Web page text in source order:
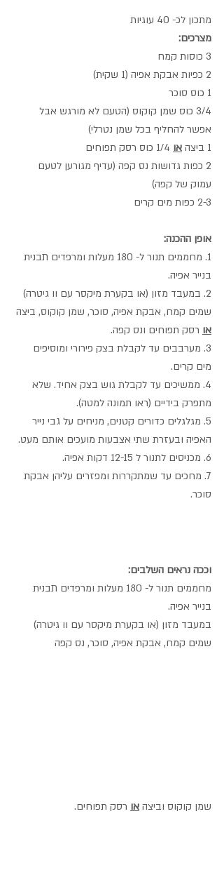
מתכון לכ- 40 עוגיות
מצרכים:
3 כוסות קמח
2 כפיות אבקת אפיה (1 שקית)
1 כוס סוכר
3/4 כוס שמן קוקוס (הטעם לא מורגש אבל
אפשר להחליף בכל שמן נטרלי)
1 ביצה
או
2 כפות גדושות נס קפה (עדיף מגורען לטעם
עמוק של קפה)
2-3 כפות מים קרים
אופן ההכנה:
1. מחממים תנור ל- 180 מעלות ומרפדים תבנית
בנייר אפיה.
2. במעבד מזון (או בקערת מיקסר עם וו גיטרה)
שמים קמח, אבקת אפיה, סוכר, שמן קוקוס, ביצה
או רסק תפוחים ונס קפה.
3. מערבבים עד לקבלת בצק פירורי ומוסיפים
מים קרים.
4. ממשיכים עד לקבלת גוש בצק אחיד. שלא
מתפרק בידיים (ראו תמונה למטה).
5. מגלגלים כדורים קטנים, מניחים על גבי נייר
האפיה ובעזרת שתי אצבעות מועכים אותם מעט.
6. מכניסים לתנור ל 12-15 דקות אפיה.
7. מחכים עד שמתקררות ומפזרים עליהן אבקת
סוכר.
וככה נראים השלבים:
מחממים תנור ל- 180 מעלות ומרפדים תבנית
בנייר אפיה.
במעבד מזון (או בקערת מיקסר עם וו גיטרה)
שמים קמח, אבקת אפיה, סוכר, נס קפה
שמן קוקוס וביצה או רסק תפוחים.